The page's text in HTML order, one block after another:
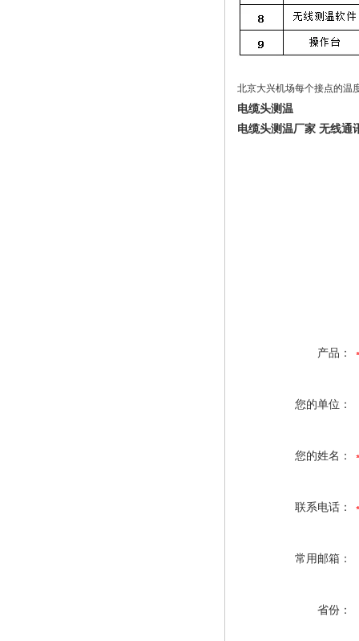
北京大兴机场每个接点的温
电缆头测温
电缆头测温厂家 无线通
产品：
您的单位：
您的姓名：
联系电话：
常用邮箱：
省份：